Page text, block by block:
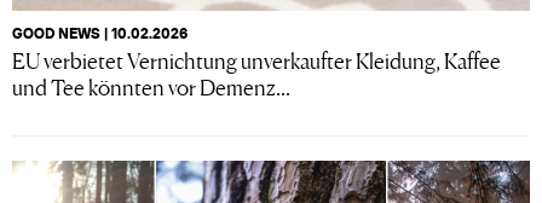
GOOD NEWS | 10.02.2026
EU verbietet Vernichtung unverkaufter Kleidung, Kaffee
und Tee könnten vor Demenz...